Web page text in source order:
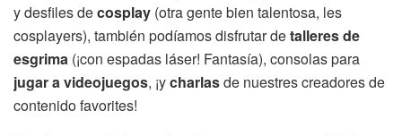
y desfiles decosplay (otra gente bien talentosa, les
cosplayers), también podíamos disfrutar detalleres de
esgrima (¡con espadas láser! Fantasía), consolas para
jugar a videojuegos, ¡ycharlasde nuestres creadores de
contenido favorites!